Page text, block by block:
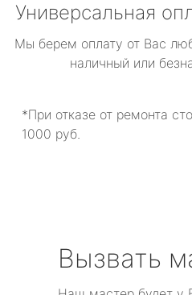
Универсальная
Мы берем оплату от Вас
наличный или
*При отказе от ремонта
1000 руб.
Вызвать